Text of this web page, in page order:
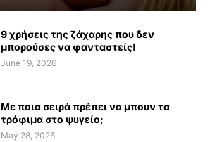
9 χρήσεις της ζάχαρης που δεν
μπορούσες να φανταστείς!
June 19, 2026
Με ποια σειρά πρέπει να μπουν τα
τρόφιμα στο ψυγείο;
May 28, 2026